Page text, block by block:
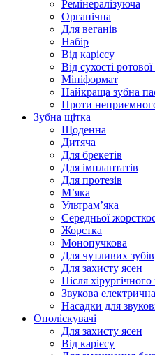
Ремінералізуюча
Органічна
Для веганів
Набір
Від карієсу
Від сухості
Мініформат
Найкраща зубна
Проти
Зубна щітка
Щоденна
Дитяча
Для брекетів
Для імплантатів
Для протезів
Мʼяка
Ультрамʼяка
Середньої
Жорстка
Монопучкова
Для чутливих зубів
Для захисту ясен
Після
Звукова електрична
Насадки для
Ополіскувачі
Для захисту ясен
Від карієсу